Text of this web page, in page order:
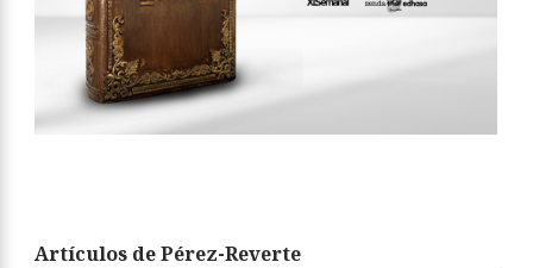
Artículos de Pérez-Reverte